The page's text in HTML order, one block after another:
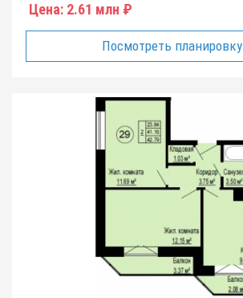
Цена: 2.61 млн ₽
Посмотреть планировку